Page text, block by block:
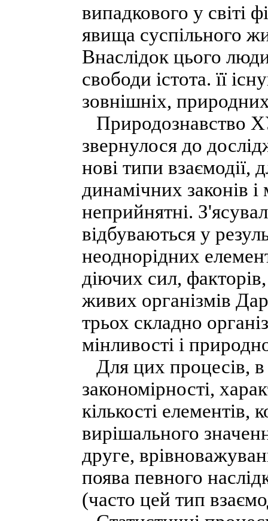
випадкового у світі
явища суспільного
Внаслідок цього
свободи істота. її
зовнішніх,
Природознавство
звернулося до
нові типи взаємодії,
динамічних законів
неприйнятні.
відбуваються у
неоднорідних
діючих сил,
живих організмів
трьох складно
мінливості і
Для цих процесів, в
закономірності,
кількості
вирішального
друге,
поява певного
(часто цей тип